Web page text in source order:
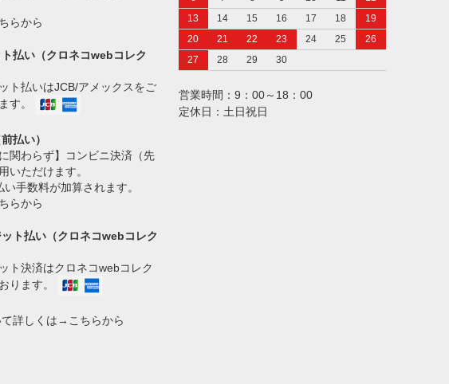
らから
払い（クロネコwebコレク
ト払いはJCB/アメックスをご
す。
払い）
関わらず】コンビニ決済（先
いただけます。
手数料が加算されます。
らから
ト払い（クロネコwebコレク
ト決済はクロネコwebコレク
ります。
て詳しくは→ こちらから
13
14 15 16 17 18
19
20
21 22 23 24 25
26
27
28 29 30
営業時間：9：00～18：00
定休日：土日祝日